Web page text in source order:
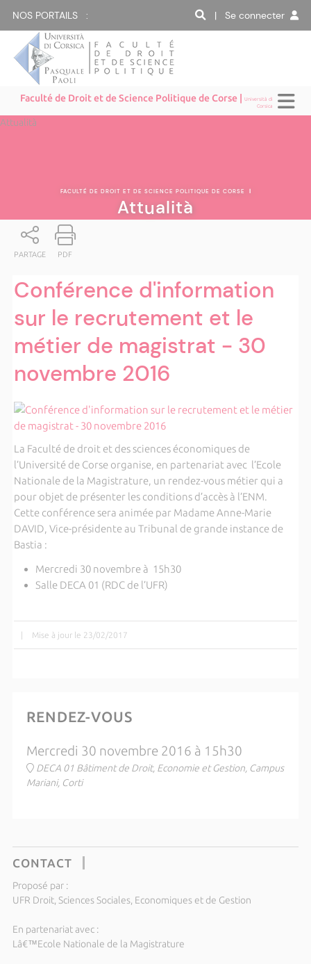
NOS PORTAILS : | Se connecter
Faculté de Droit et de Science Politique de Corse |Università di
Corsica
Attualità
FACULTÉ DE DROIT ET DE SCIENCE POLITIQUE DE CORSE |
Attualità
PARTAGE PDF
Conférence d'information
sur le recrutement et le
métier de magistrat - 30
novembre 2016
La Faculté de droit et des sciences économiques de
l’Université de Corse organise, en partenariat avec l’Ecole
Nationale de la Magistrature, un rendez-vous métier qui a
pour objet de présenter les conditions d’accès à l’ENM.
Cette conférence sera animée par Madame Anne-Marie
DAVID, Vice-présidente au Tribunal de grande instance de
Bastia :
Mercredi 30 novembre à 15h30
Salle DECA 01 (RDC de l’UFR)
| Mise à jour le 23/02/2017
RENDEZ-VOUS
Mercredi 30 novembre 2016 à 15h30
DECA 01 Bâtiment de Droit, Economie et Gestion, Campus
Mariani, Corti
CONTACT
Proposé par :
UFR Droit, Sciences Sociales, Economiques et de Gestion
En partenariat avec :
Lâ€™Ecole Nationale de la Magistrature